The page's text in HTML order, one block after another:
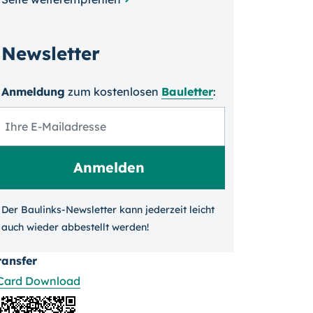
Newsletter
Anmeldung zum kosten­losen Bauletter:
Der Baulinks-Newsletter kann jeder­zeit leicht
auch wieder ab­bestellt werden!
Download